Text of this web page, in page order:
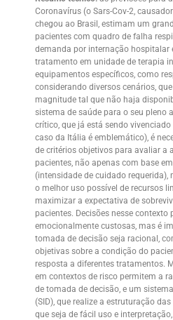
Coronavírus (o Sars-Cov-2,
chegou ao Brasil, estimam um
pacientes com quadro de falha
demanda por internação hospitalar
tratamento em unidade de terapia
equipamentos específicos, como
considerando diversos cenários,
magnitude tal que não haja
sistema de saúde para o seu pleno
crítico, que já está sendo
caso da Itália é emblemático), é
de critérios objetivos para avaliar a
pacientes, não apenas com base
(intensidade de cuidado
o melhor uso possível de recursos
maximizar a expectativa de
pacientes. Decisões nesse contexto
emocionalmente custosas, mas é
tomada de decisão seja racional,
objetivas sobre a condição do
resposta a diferentes tratamentos.
em contextos de risco permitem a
de tomada de decisão, e um
(SID), que realize a estruturação
que seja de fácil uso e